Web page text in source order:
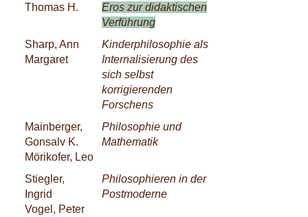
Thomas H.
Eros zur didaktischen
Verführung
Sharp, Ann
Margaret
Kinderphilosophie als
Internalisierung des
sich selbst
korrigierenden
Forschens
Mainberger,
Gonsalv K.
Mörikofer, Leo
Philosophie und
Mathematik
Stiegler,
Ingrid
Vogel, Peter
Philosophieren in der
Postmoderne